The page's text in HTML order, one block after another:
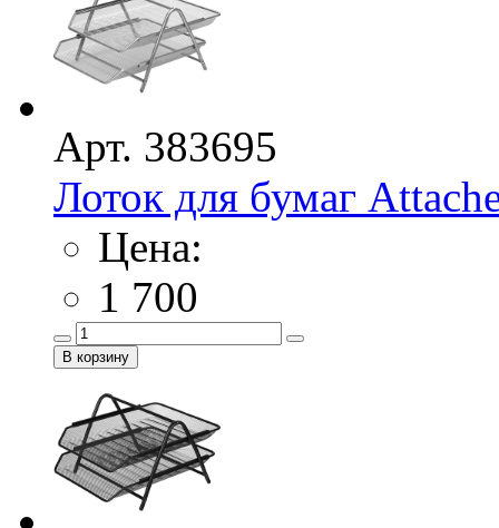
Арт. 383695
Лоток для бумаг
Цена:
1 700